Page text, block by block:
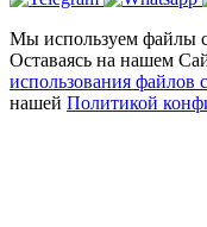
Мы используем файлы
Оставаясь на нашем
использования файлов
нашей Политикой